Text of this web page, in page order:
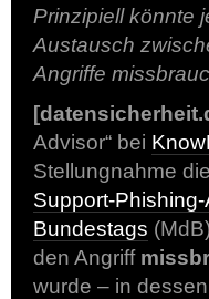
Prinzipiell könnte
Austausch
Angriffe
Advisor“ bei
Stellungnahme
Support-
Bundestags
den Angriff
wurde – in